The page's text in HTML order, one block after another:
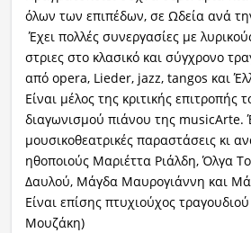
όλων των επιπέδων, σε Ωδεία ανά
Έχει πολλές συνεργασίες με
στριες στο κλασικό και σύγχρονο
από opera, Lieder, jazz, tangos και
Είναι μέλος της κριτικής επιτροπής
διαγωνισμού πιάνου της musicArte.
μουσικοθεατρικές παραστάσεις κι
ηθοποιούς Μαριέττα Ριάλδη, Όλγα
Δαυλού, Μάγδα Μαυρογιάννη και
Είναι επίσης πτυχιούχος
Μουζάκη)